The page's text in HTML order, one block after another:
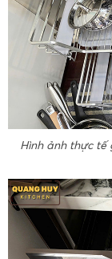
Hình ảnh thực tế